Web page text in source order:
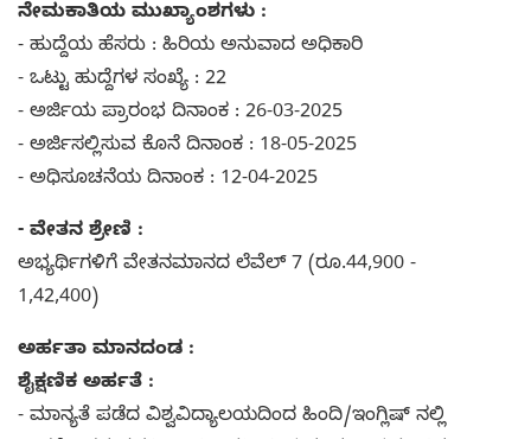
ನೇಮಕಾತಿಯ ಮುಖ್ಯಾಂಶಗಳು :
- ಹುದ್ದೆಯ ಹೆಸರು : ಹಿರಿಯ ಅನುವಾದ ಅಧಿಕಾರಿ
- ಒಟ್ಟು ಹುದ್ದೆಗಳ ಸಂಖ್ಯೆ : 22
- ಅರ್ಜಿಯ ಪ್ರಾರಂಭ ದಿನಾಂಕ : 26-03-2025
- ಅರ್ಜಿಸಲ್ಲಿಸುವ ಕೊನೆ ದಿನಾಂಕ : 18-05-2025
- ಅಧಿಸೂಚನೆಯ ದಿನಾಂಕ : 12-04-2025
- ವೇತನ ಶ್ರೇಣಿ :
ಅಭ್ಯರ್ಥಿಗಳಿಗೆ ವೇತನಮಾನದ ಲೆವೆಲ್ 7 (ರೂ.44,900 -
1,42,400)
ಅರ್ಹತಾ ಮಾನದಂಡ :
ಶೈಕ್ಷಣಿಕ ಅರ್ಹತೆ :
- ಮಾನ್ಯತೆ ಪಡೆದ ವಿಶ್ವವಿದ್ಯಾಲಯದಿಂದ ಹಿಂದಿ/ಇಂಗ್ಲಿಷ್ ನಲ್ಲಿ